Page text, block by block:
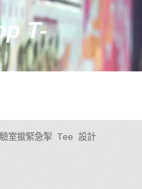
T-
室撳緊急掣 Tee 設計